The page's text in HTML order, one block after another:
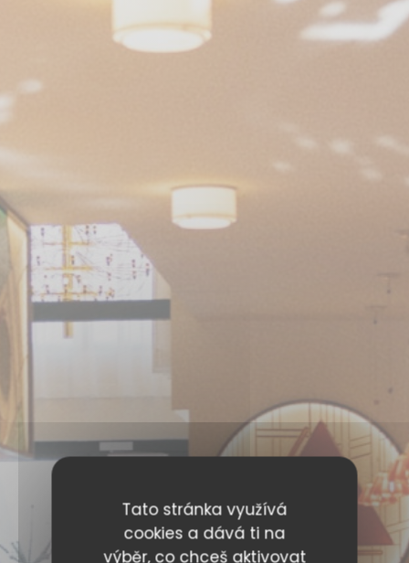
Tato stránka využívá
cookies a dává ti na
výběr, co chceš aktivovat